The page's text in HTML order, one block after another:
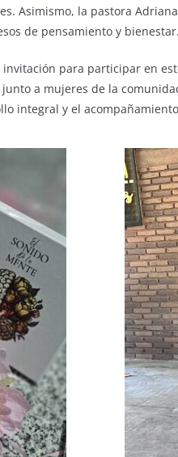
Asimismo, la pastora
de pensamiento y bienestar.
para participar en
a mujeres de la
integral y el